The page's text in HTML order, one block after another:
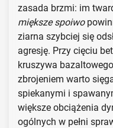
zasada brzmi: im
miększe spoiwo
ziarna szybciej się
agresję. Przy cięciu
kruszywa
zbrojeniem warto
spiekanymi i
większe obciążenia
ogólnych w pełni